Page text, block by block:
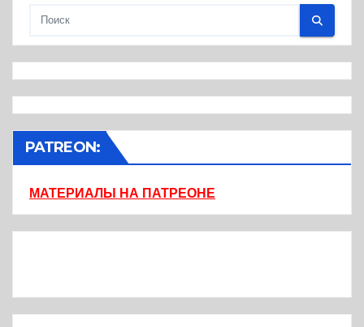
PATREON:
МАТЕРИАЛЫ НА ПАТРЕОНЕ